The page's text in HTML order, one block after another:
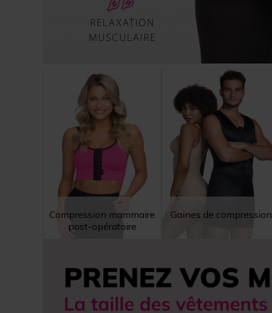
Compression mammaire
post-opératoire
Gaines de compression